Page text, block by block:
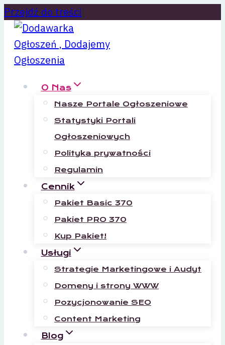
Przejdź do treści
O Nas
Nasze Portale Ogłoszeniowe
Statystyki Portali
Ogłoszeniowych
Polityka prywatności
Regulamin
Cennik
Pakiet Basic 370
Pakiet PRO 370
Kup Pakiet!
Usługi
Strategie Marketingowe i Audyt
Domeny i strony WWW
Pozycjonowanie SEO
Content Marketing
Blog